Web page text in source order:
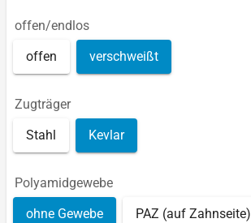
offen/endlos
offen verschweißt
Zugträger
Stahl Kevlar
Polyamidgewebe
ohne Gewebe PAZ (auf Zahnseite)